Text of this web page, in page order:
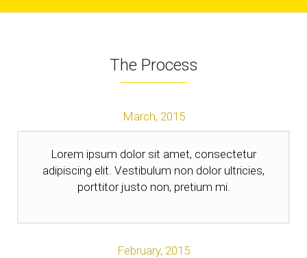
The Process
March, 2015
Lorem ipsum dolor sit amet, consectetur
adipiscing elit. Vestibulum non dolor ultricies,
porttitor justo non, pretium mi.
February, 2015